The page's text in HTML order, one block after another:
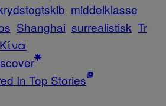
middelklasse
Shanghai surrealistisk Tr
Κίνα
In Top Stories